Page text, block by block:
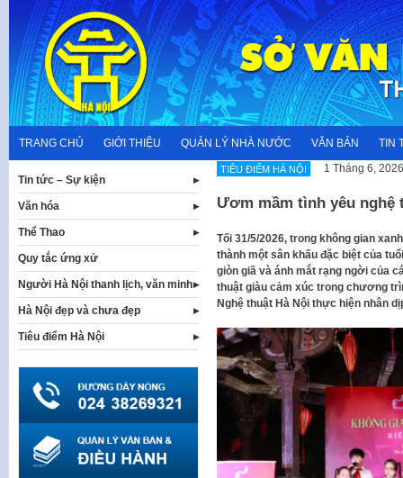
content
TRANG CHỦ GIỚI THIỆU QUẢN LÝ NHÀ NƯỚC VĂN BẢN TIN
TIÊU ĐIỂM HÀ NỘI 1 Tháng 6, 2026
Ươm mầm tình yêu nghệ
Tối 31/5/2026, trong không gian
thành một sân khấu đặc biệt của
giòn giã và ánh mắt rạng ngời của
thuật giàu cảm xúc trong chương
Nghệ thuật Hà Nội thực hiện nhân
Tin tức – Sự kiện
Văn hóa
Thể Thao
Quy tắc ứng xử
Người Hà Nội thanh lịch, văn minh
Hà Nội đẹp và chưa đẹp
Tiêu điểm Hà Nội